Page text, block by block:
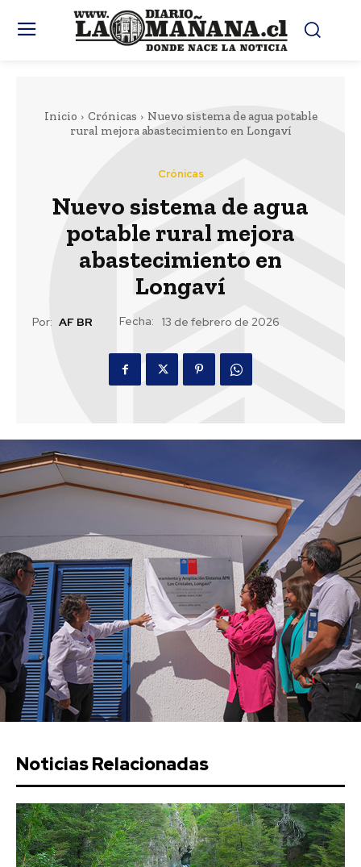
Inicio Crónicas
Nuevo sistema de agua potable
rural mejora abastecimiento en Longaví
Crónicas
Nuevo sistema de agua
potable rural mejora
abastecimiento en
Longaví
Por: AF BR Fecha: 13 de febrero de 2026
Noticias Relacionadas